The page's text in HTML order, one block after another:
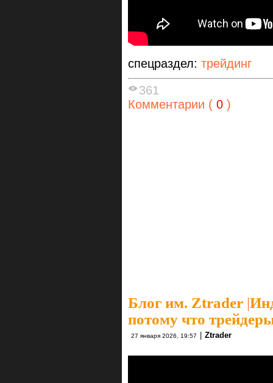
спецраздел: трейдинг
361
Комментарии ( 0 )
Блог им. Ztrader |
потому что
27 января 2026, 19:57 Ztrader